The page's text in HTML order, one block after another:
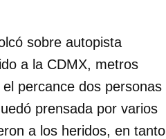
sobre autopista
a la CDMX, metros
percance dos personas
prensada por varios
a los heridos, en tanto